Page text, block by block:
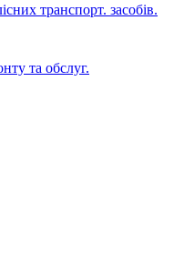
транспорт. засобів.
та обслуг.